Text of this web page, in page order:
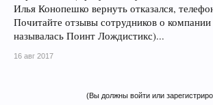
Илья Конопешко вернуть отказался,
Почитайте отзывы сотрудников о
называлась Поинт Лождистикс)...
16 авг 2017
(Вы должны войти или